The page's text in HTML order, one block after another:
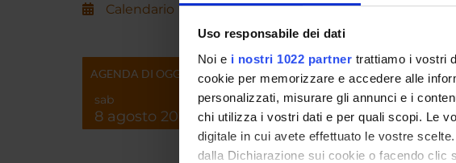
Uso responsabile dei dati
Noi e i nostri 1022 partner trattiamo i vostri
cookie per memorizzare e accedere alle
personalizzati, misurare gli annunci e i
chi utilizza i vostri dati e per quali scopi. Le
digitale in cui avete effettuato le vostre
dalla Dichiarazione sui cookie o facendo clic
Calendario
AGENDA DI OGGI
sab
8 agosto 2026